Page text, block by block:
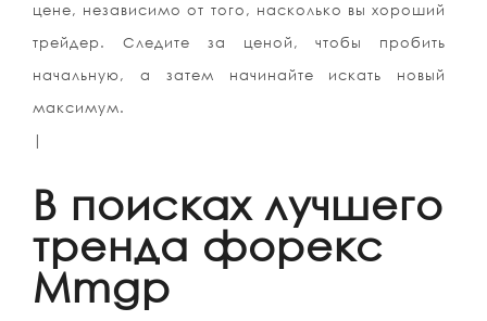
цене, независимо от того, насколько вы хороший
трейдер. Следите за ценой, чтобы пробить
начальную, а затем начинайте искать новый
максимум.
|
В поисках лучшего
тренда форекс
Mmgp